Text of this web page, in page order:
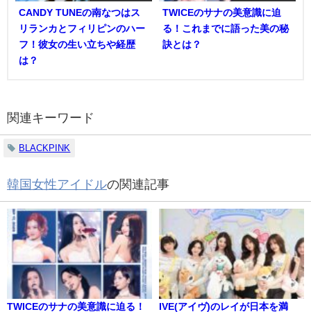
CANDY TUNEの南なつはス
リランカとフィリピンのハー
フ！彼女の生い立ちや経歴
は？
TWICEのサナの美意識に迫
る！これまでに語った美の秘
訣とは？
関連キーワード
BLACKPINK
韓国女性アイドルの関連記事
TWICEのサナの美意識に迫る！
IVE(アイヴ)のレイが日本を満